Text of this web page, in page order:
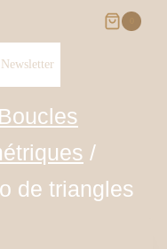
Newsletter
Boucles
/
de triangles